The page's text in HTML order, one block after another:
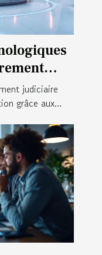
judiciaire
grâce aux...